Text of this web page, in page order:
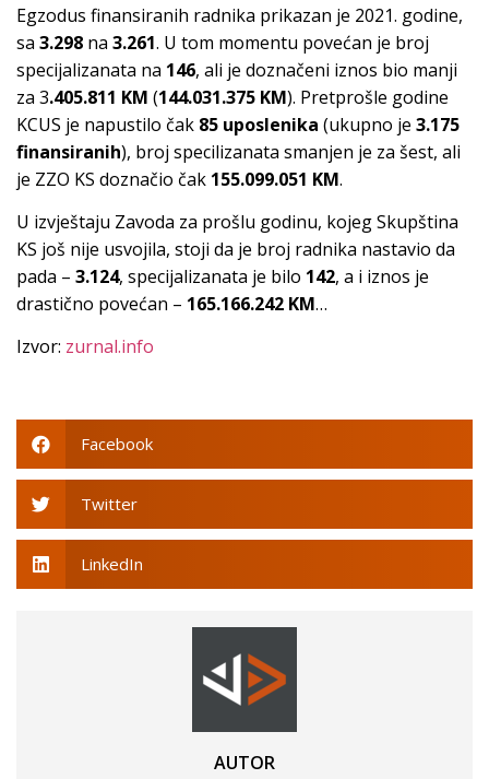
Egzodus finansiranih radnika prikazan je 2021. godine,
sa 3.298 na 3.261. U tom momentu povećan je broj
specijalizanata na 146, ali je doznačeni iznos bio manji
za 3.405.811 KM (144.031.375 KM). Pretprošle godine
KCUS je napustilo čak 85 uposlenika (ukupno je 3.175
finansiranih), broj specilizanata smanjen je za šest, ali
je ZZO KS doznačio čak 155.099.051 KM.
U izvještaju Zavoda za prošlu godinu, kojeg Skupština
KS još nije usvojila, stoji da je broj radnika nastavio da
pada – 3.124, specijalizanata je bilo 142, a i iznos je
drastično povećan – 165.166.242 KM…
Izvor: zurnal.info
Facebook
Twitter
LinkedIn
AUTOR